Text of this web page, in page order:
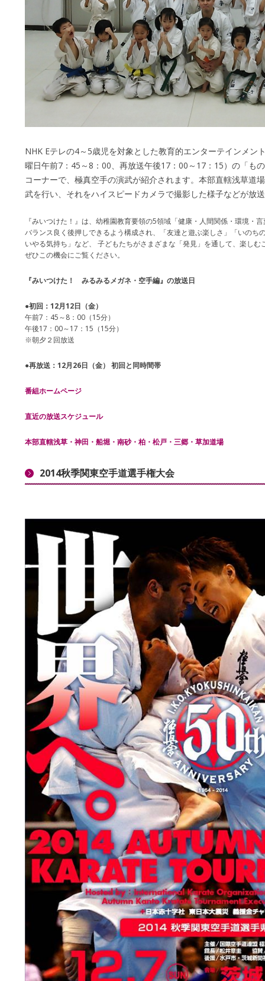
NHK Eテレの4～5歳児を対象とした教育的エンターテインメン
曜日午前7：45～8：00、再放送午後17：00～17：15）の「も
コーナーで、極真空手の演武が紹介されます。本部直轄浅草道
武を行い、それをハイスピードカメラで撮影した様子などが放
『みいつけた！』は、幼稚園教育要領の5領域「健康・人間関係・環境・
バランス良く後押しできるよう構成され、「友達と遊ぶ楽しさ」「いのち
いやる気持ち」など、 子どもたちがさまざまな「発見」を通して、楽しむ
ぜひこの機会にご覧ください。
『みいつけた！ みるみるメガネ・空手編』の放送日
●初回：12月12日（金）
午前7：45～8：00（15分）
午後17：00～17：15（15分）
※朝夕２回放送
●再放送：12月26日（金） 初回と同時間帯
番組ホームページ
直近の放送スケジュール
本部直轄浅草・神田・船堀・南砂・柏・松戸・三郷・草加道場
2014秋季関東空手道選手権大会